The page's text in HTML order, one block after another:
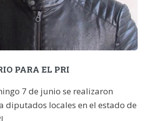
PARA EL PRI
7 de junio se realizaron
diputados locales en el estado de